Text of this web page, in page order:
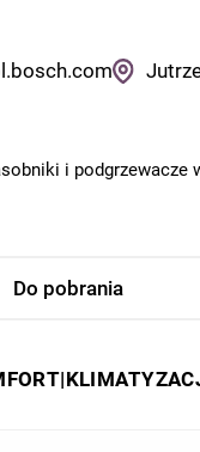
i podgrzewacze
Do pobrania